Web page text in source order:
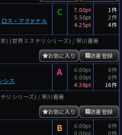
ロス・マクドナル
C
7.00pt
5.50pt
4.25pt
1件
2件
4件
) (世界ミステリシリーズ) / 早川書房
読書登録
お気に入り
シス
A
0.00pt
0.00pt
4.38pt
0件
0件
16件
リシリーズ) / 早川書房
読書登録
お気に入り
B
0.00pt
0.00pt
0件
0件